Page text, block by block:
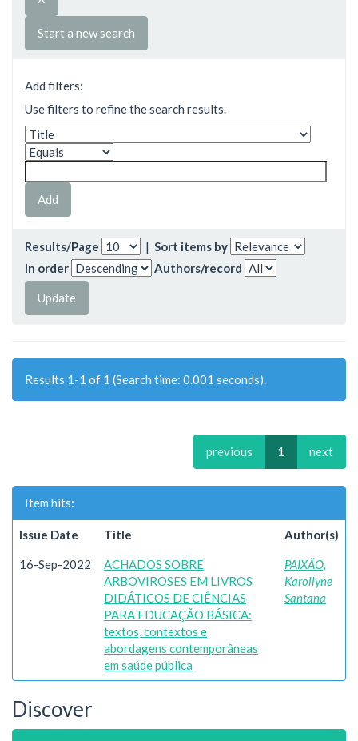
Start a new search
Add filters:
Use filters to refine the search results.
Results/Page | Sort items by
In order
Authors/record
Results 1-1 of 1 (Search time: 0.001 seconds).
previous 1 next
Item hits:
Issue Date Title Author(s)
16-Sep-2022
ACHADOS SOBRE
ARBOVIROSES EM LIVROS
DIDÁTICOS DE CIÊNCIAS
PARA EDUCAÇÃO BÁSICA:
textos, contextos e
abordagens contemporâneas
em saúde pública
PAIXÃO,
Karollyne
Santana
Discover